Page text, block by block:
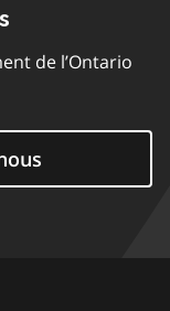
de l’Ontario